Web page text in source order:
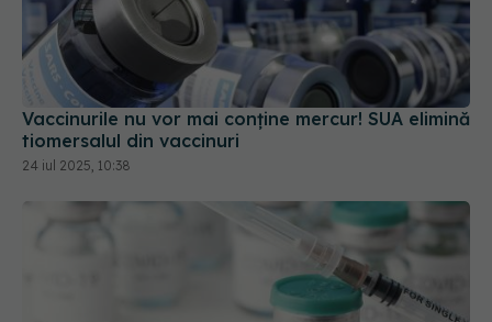
Vaccinurile nu vor mai conține mercur! SUA elimină
tiomersalul din vaccinuri
24 iul 2025, 10:38